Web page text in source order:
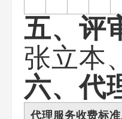
五、评
张立本、
六、代
代理服务收费标准